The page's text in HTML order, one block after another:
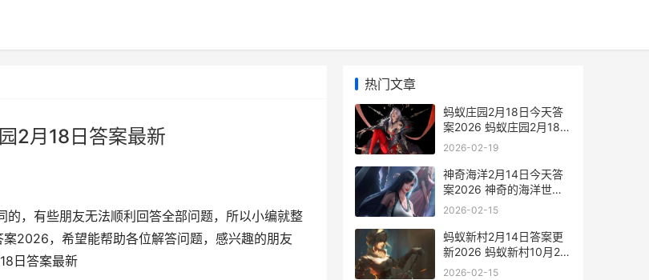
2月18日答案最新
，有些朋友无法顺利回答全部问题，所以小编就整
2026，希望能帮助各位解答问题，感兴趣的朋友
日答案最新
热门文章
蚂蚁庄园2月18日今天答
案2026 蚂蚁庄园2月18日
答案最新
2026-02-19
神奇海洋2月14日今天答
案2026 神奇的海洋世界
动画片
2026-02-15
蚂蚁新村2月14日答案更
新2026 蚂蚁新村10月28
日
2026-02-15